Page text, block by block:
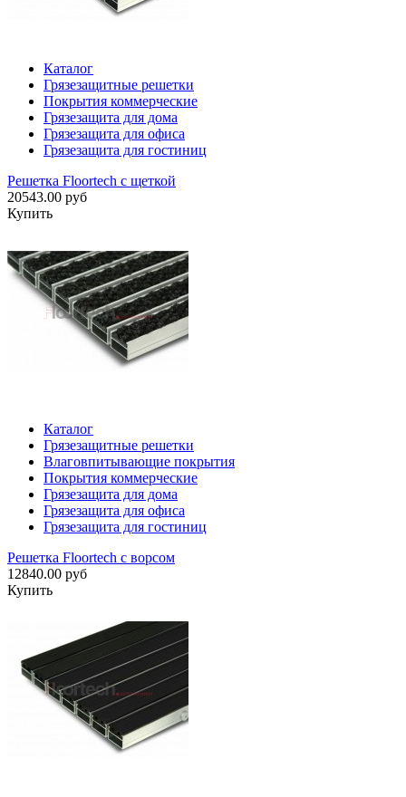
Каталог
Грязезащитные решетки
Покрытия коммерческие
Грязезащита для дома
Грязезащита для офиса
Грязезащита для гостиниц
Решетка Floortech с щеткой
20543.00 руб
Купить
Каталог
Грязезащитные решетки
Влаговпитывающие покрытия
Покрытия коммерческие
Грязезащита для дома
Грязезащита для офиса
Грязезащита для гостиниц
Решетка Floortech с ворсом
12840.00 руб
Купить